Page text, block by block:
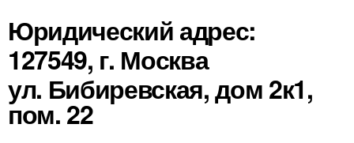
Юридический адрес:
127549, г. Москва
ул. Бибиревская, дом 2к1,
пом. 22